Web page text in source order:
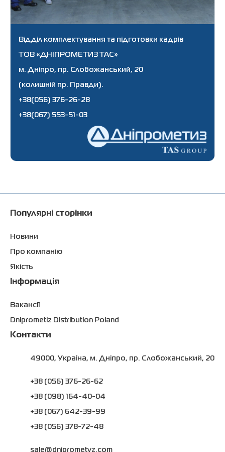
Відділ комплектування та підготовки кадрів
ТОВ «ДНІПРОМЕТИЗ ТАС»
м. Дніпро, пр. Слобожанський, 20
(колишній пр. Правди).
+38(056) 376-26-28
+38(067) 553-51-03
Популярні сторінки
Новини
Про компанію
Якість
Інформація
Вакансії
Dniprometiz Distribution Poland
Контакти
49000, Україна, м. Дніпро, пр. Слобожанський, 20
+38 (056) 376-26-62
+38 (098) 164-40-04
+38 (067) 642-39-99
+38 (056) 378-72-48
sale@dniprometyz.com